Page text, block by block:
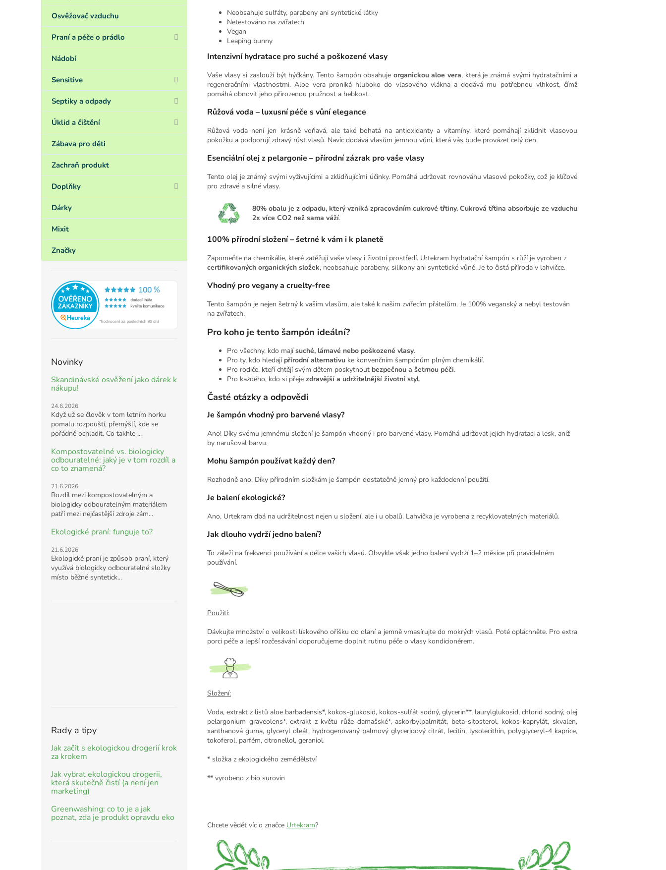
Osvěžovač vzduchu
Praní a péče o prádlo
Nádobí
Sensitive
Septiky a odpady
Úklid a čištění
Zábava pro děti
Zachraň produkt
Doplňky
Dárky
Mixit
Značky
Novinky
Skandinávské osvěžení jako dárek k
nákupu!
24.6.2026
Když už se člověk v tom letním horku
pomalu rozpouští, přemýšlí, kde se
pořádně ochladit. Co takhle ...
Kompostovatelné vs. biologicky
odbouratelné: jaký je v tom rozdíl a
co to znamená?
21.6.2026
Rozdíl mezi kompostovatelným a
biologicky odbouratelným materiálem
patří mezi nejčastější zdroje zám...
Ekologické praní: funguje to?
21.6.2026
Ekologické praní je způsob praní, který
využívá biologicky odbouratelné složky
místo běžné syntetick...
Rady a tipy
Jak začít s ekologickou drogerií krok
za krokem
Jak vybrat ekologickou drogerii,
která skutečně čistí (a není jen
marketing)
Greenwashing: co to je a jak
poznat, zda je produkt opravdu eko
Neobsahuje sulfáty, parabeny ani syntetické látky
Netestováno na zvířatech
Vegan
Leaping bunny
Intenzivní hydratace pro suché a poškozené vlasy
Vaše vlasy si zaslouží být hýčkány. Tento šampón obsahuje organickou aloe vera, která je známá svými hydratačními a
regeneračními vlastnostmi. Aloe vera proniká hluboko do vlasového vlákna a dodává mu potřebnou vlhkost, čímž
pomáhá obnovit jeho přirozenou pružnost a hebkost.
Růžová voda – luxusní péče s vůní elegance
Růžová voda není jen krásně voňavá, ale také bohatá na antioxidanty a vitamíny, které pomáhají zklidnit vlasovou
pokožku a podporují zdravý růst vlasů. Navíc dodává vlasům jemnou vůni, která vás bude provázet celý den.
Esenciální olej z pelargonie – přírodní zázrak pro vaše vlasy
Tento olej je známý svými vyživujícími a zklidňujícími účinky. Pomáhá udržovat rovnováhu vlasové pokožky, což je klíčové
pro zdravé a silné vlasy.
80% obalu je z odpadu, který vzniká zpracováním cukrové třtiny. Cukrová třtina absorbuje ze vzduchu
2x více CO2 než sama váží.
100% přírodní složení – šetrné k vám i k planetě
Zapomeňte na chemikálie, které zatěžují vaše vlasy i životní prostředí. Urtekram hydratační šampón s růží je vyroben z
certifikovaných organických složek, neobsahuje parabeny, silikony ani syntetické vůně. Je to čistá příroda v lahvičce.
Vhodný pro vegany a cruelty-free
Tento šampón je nejen šetrný k vašim vlasům, ale také k našim zvířecím přátelům. Je 100% veganský a nebyl testován
na zvířatech.
Pro koho je tento šampón ideální?
Pro všechny, kdo majísuché, lámavé nebo poškozené vlasy.
Pro ty, kdo hledají přírodní alternativu ke konvenčním šampónům plným chemikálií.
Pro rodiče, kteří chtějí svým dětem poskytnout bezpečnou a šetrnou péči.
Pro každého, kdo si přeje zdravější a udržitelnější životní styl.
Časté otázky a odpovědi
Je šampón vhodný pro barvené vlasy?
Ano! Díky svému jemnému složení je šampón vhodný i pro barvené vlasy. Pomáhá udržovat jejich hydrataci a lesk, aniž
by narušoval barvu.
Mohu šampón používat každý den?
Rozhodně ano. Díky přírodním složkám je šampón dostatečně jemný pro každodenní použití.
Je balení ekologické?
Ano, Urtekram dbá na udržitelnost nejen u složení, ale i u obalů. Lahvička je vyrobena z recyklovatelných materiálů.
Jak dlouho vydrží jedno balení?
To záleží na frekvenci používání a délce vašich vlasů. Obvykle však jedno balení vydrží 1–2 měsíce při pravidelném
používání.
Použití:
Dávkujte množství o velikosti lískového oříšku do dlaní a jemně vmasírujte do mokrých vlasů. Poté opláchněte. Pro extra
porci péče a lepší rozčesávání doporučujeme doplnit rutinu péče o vlasy kondicionérem.
Složení:
Voda, extrakt z listů aloe barbadensis*, kokos-glukosid, kokos-sulfát sodný, glycerin**, laurylglukosid, chlorid sodný, olej
pelargonium graveolens*, extrakt z květu růže damašské*, askorbylpalmitát, beta-sitosterol, kokos-kaprylát, skvalen,
xanthanová guma, glyceryl oleát, hydrogenovaný palmový glyceridový citrát, lecitin, lysolecithin, polyglyceryl-4 kaprice,
tokoferol, parfém, citronellol, geraniol.
* složka z ekologického zemědělství
** vyrobeno z bio surovin
Chcete vědět víc o značce Urtekram?